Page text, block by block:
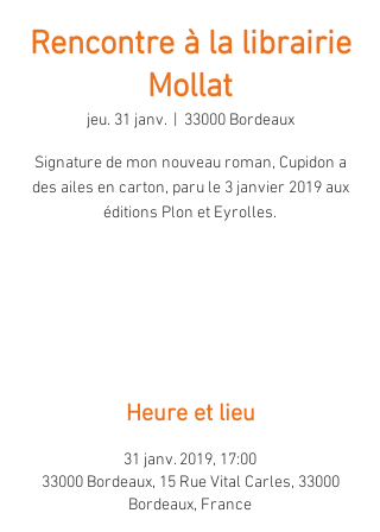
Rencontre à la librairie
Mollat
jeu. 31 janv.
  |
33000 Bordeaux
Signature de mon nouveau roman, Cupidon a
des ailes en carton, paru le 3 janvier 2019 aux
éditions Plon et Eyrolles.
Heure et lieu
31 janv. 2019, 17:00
33000 Bordeaux, 15 Rue Vital Carles, 33000
Bordeaux, France